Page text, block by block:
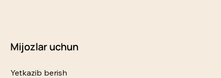
Mijozlar uchun
Yetkazib berish